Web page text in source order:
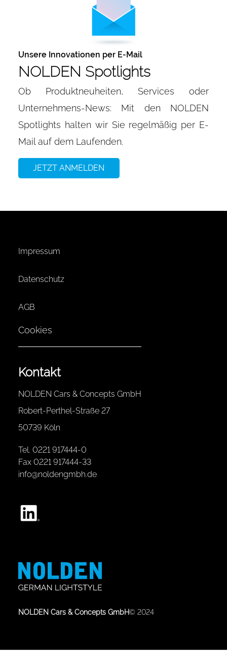
Unsere Innovationen per E-Mail
NOLDEN Spotlights
Ob Produktneuheiten, Services oder
Unternehmens-News: Mit den NOLDEN
Spotlights halten wir Sie regelmäßig per E-
Mail auf dem Laufenden.
JETZT ANMELDEN
Impressum
Datenschutz
AGB
Cookies
Kontakt
NOLDEN Cars & Concepts GmbH
Robert-Perthel-Straße 27
50739 Köln
Tel. 0221 917444-0
Fax 0221 917444-33
info@noldengmbh.de
NOLDEN Cars & Concepts GmbH© 2024